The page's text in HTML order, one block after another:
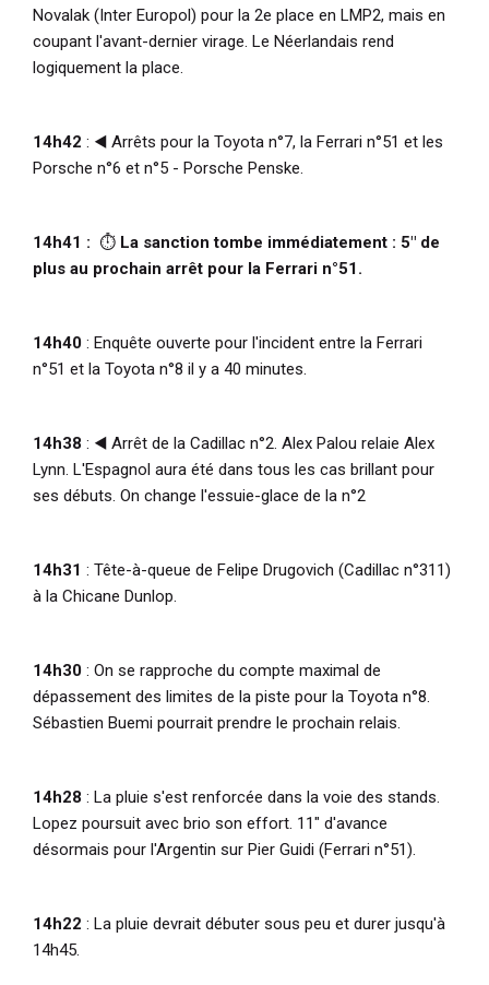
Novalak (Inter Europol) pour la 2e place en LMP2, mais en
coupant l'avant-dernier virage. Le Néerlandais rend
logiquement la place.
14h42 : ◀️ Arrêts pour la Toyota n°7, la Ferrari n°51 et les
Porsche n°6 et n°5 - Porsche Penske.
14h41 : ⏱️ La sanction tombe immédiatement : 5" de
plus au prochain arrêt pour la Ferrari n°51.
14h40 : Enquête ouverte pour l'incident entre la Ferrari
n°51 et la Toyota n°8 il y a 40 minutes.
14h38 : ◀️ Arrêt de la Cadillac n°2. Alex Palou relaie Alex
Lynn. L'Espagnol aura été dans tous les cas brillant pour
ses débuts. On change l'essuie-glace de la n°2
14h31 : Tête-à-queue de Felipe Drugovich (Cadillac n°311)
à la Chicane Dunlop.
14h30 : On se rapproche du compte maximal de
dépassement des limites de la piste pour la Toyota n°8.
Sébastien Buemi pourrait prendre le prochain relais.
14h28 : La pluie s'est renforcée dans la voie des stands.
Lopez poursuit avec brio son effort. 11" d'avance
désormais pour l'Argentin sur Pier Guidi (Ferrari n°51).
14h22 : La pluie devrait débuter sous peu et durer jusqu'à
14h45.